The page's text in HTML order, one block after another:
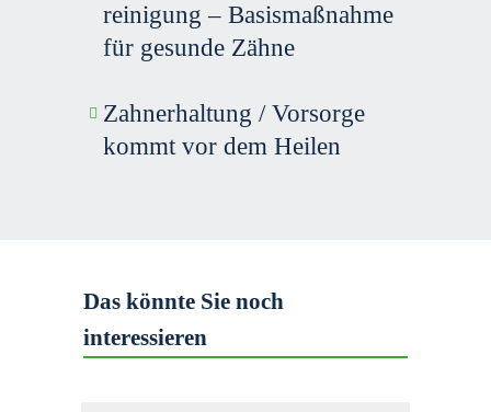
reinigung – Basis­maßnahme
für gesunde Zähne
Zahnerhaltung / Vorsorge
kommt vor dem Heilen
Das könnte Sie noch
interessieren